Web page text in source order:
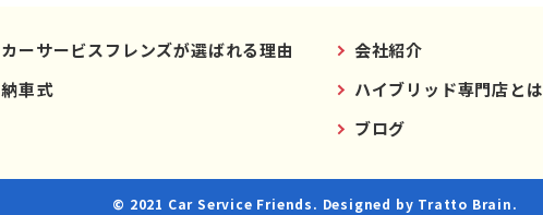
カーサービスフレンズが選ばれる理由
納車式
会社紹介
ハイブリッド専門店とは
ブログ
© 2021 Car Service Friends. Designed by Tratto Brain.